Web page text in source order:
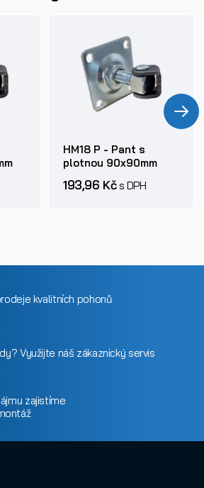
HM18 P - Pant s
plotnou 90x90mm
193,96 Kčs DPH
kvalitních pohonů
Využijte náš zákaznický servis
zajistíme